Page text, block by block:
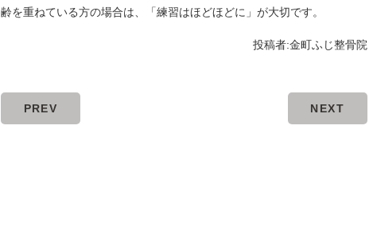
齢を重ねている方の場合は、「練習はほどほどに」が大切です。
投稿者:金町ふじ整骨院
PREV NEXT